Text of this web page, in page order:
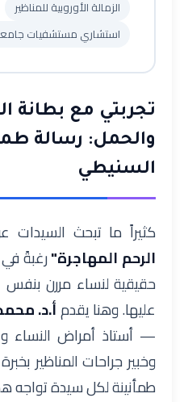
الزمالة الأوروبية للمناظير
استشاري مستشفيات
تجربتي مع بطانة
والحمل: رسالة
السنيطي
كثيراً ما تبحث السيدات
الرحم المهاجرة"رغبةً
حقيقية لنساء مررن بنفس
عليها. وهنا يقدمأ.د.
— أستاذ أمراض النساء
طمأنينة لكل سيدة تواجه